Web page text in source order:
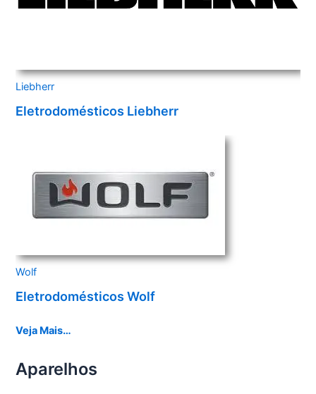
Liebherr
Eletrodomésticos Liebherr
Wolf
Eletrodomésticos Wolf
Veja Mais…
Aparelhos